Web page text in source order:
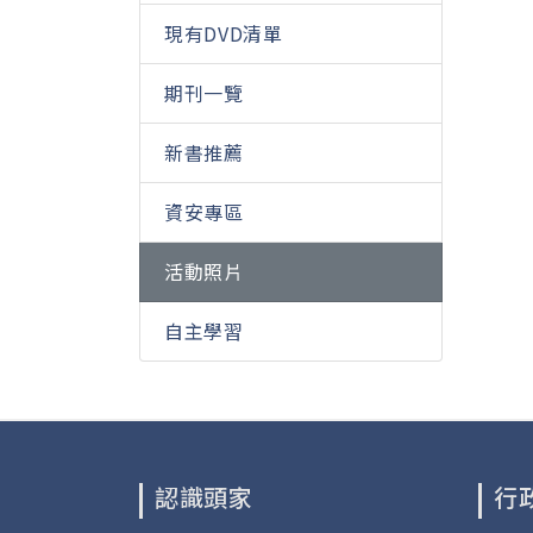
現有DVD清單
期刊一覽
新書推薦
資安專區
活動照片
自主學習
認識頭家 行